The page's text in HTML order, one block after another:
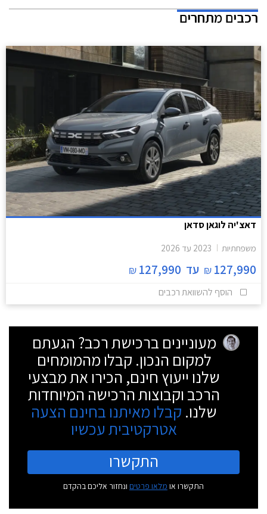
הארץ.
רכבים מתחרים
דאצ'יה לוגאן סדאן
משפחתיות 2023 עד 2026
127,990
₪ עד 127,990
₪
הוסף להשוואת רכבים
מעוניינים ברכישת רכב? הגעתם
למקום הנכון. קבלו מהמומחים
שלנו ייעוץ חינם, הכירו את מבצעי
הרכב וקבוצות הרכישה המיוחדות
שלנו. קבלו מאיתנו בחינם הצעה
אטרקטיבית עכשיו
התקשרו
התקשרו או מלאו פרטים ונחזור אליכם בהקדם